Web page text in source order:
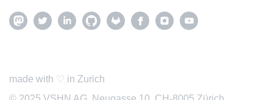
made with ♡ in Zurich